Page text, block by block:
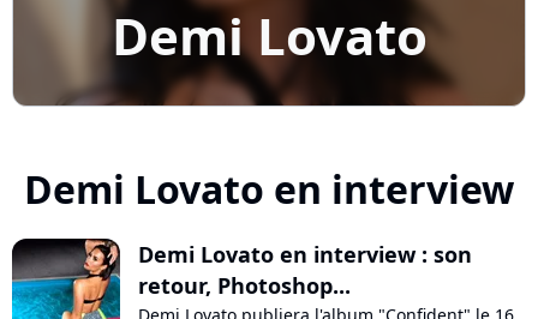
Demi Lovato
Demi Lovato en interview
Demi Lovato en interview : son
retour, Photoshop...